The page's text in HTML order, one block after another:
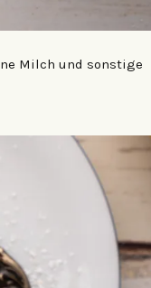
Milch und sonstige